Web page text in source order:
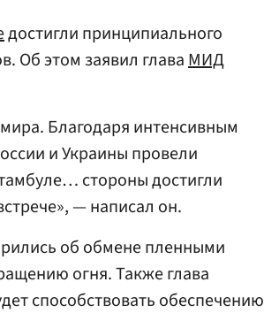
достигли принципиального
Об этом заявил главаМИД
Благодаря интенсивным
и Украины провели
стороны достигли
— написал он.
об обмене пленными
огня. Также глава
способствовать обеспечению